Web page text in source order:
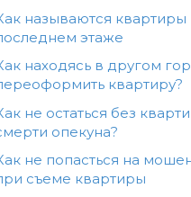
называются квартиры
этаже
находясь в другом
квартиру?
не остаться без
опекуна?
не попасться на
съеме квартиры